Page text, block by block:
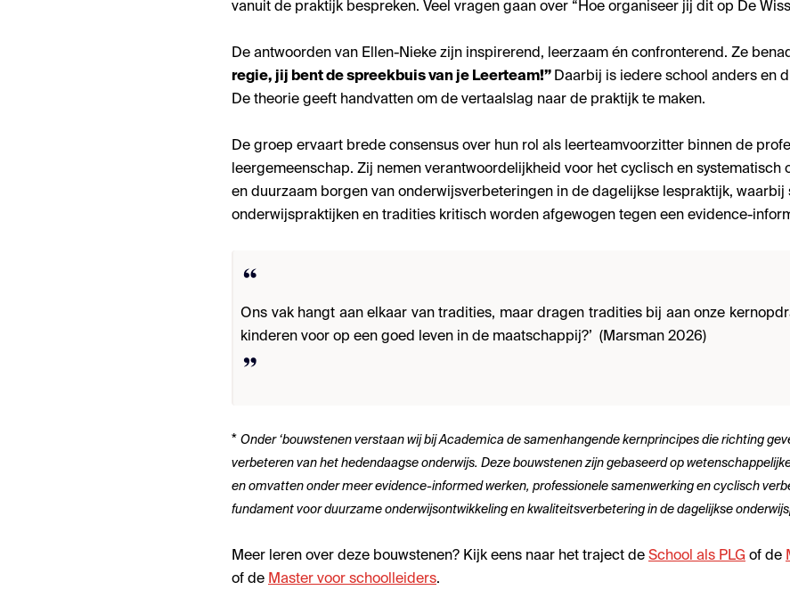
vanuit de praktijk bespreken. Veel vragen gaan over “Hoe organiseer jij dit op De
De antwoorden van Ellen-Nieke zijn inspirerend, leerzaam én confronterend. Ze
regie, jij bent de spreekbuis van je Leerteam!” Daarbij is iedere school anders en
De theorie geeft handvatten om de vertaalslag naar de praktijk te maken.
De groep ervaart brede consensus over hun rol als leerteamvoorzitter binnen de
leergemeenschap. Zij nemen verantwoordelijkheid voor het cyclisch en systematisch
en duurzaam borgen van onderwijsverbeteringen in de dagelijkse lespraktijk, waarbij
onderwijspraktijken en tradities kritisch worden afgewogen tegen een evidence-
Ons vak hangt aan elkaar van tradities, maar dragen tradities bij aan onze
kinderen voor op een goed leven in de maatschappij?’ (Marsman 2026)
* Onder ‘bouwstenen verstaan wij bij Academica de samenhangende kernprincipes die richting
verbeteren van het hedendaagse onderwijs. Deze bouwstenen zijn gebaseerd op
en omvatten onder meer evidence-informed werken, professionele samenwerking en cyclisch
fundament voor duurzame onderwijsontwikkeling en kwaliteitsverbetering in de dagelijkse
Meer leren over deze bouwstenen? Kijk eens naar het traject de School als PLG of de
of de Master voor schoolleiders.